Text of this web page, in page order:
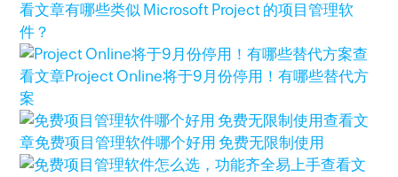
看文章有哪些类似 Microsoft Project 的项目管理软
件？
查
看文章Project Online将于9月份停用！有哪些替代方
案
查看文
章免费项目管理软件哪个好用 免费无限制使用
查看文